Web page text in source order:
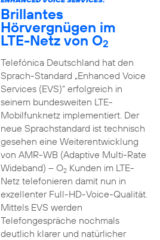
Brillantes
Hörvergnügen im
LTE-Netz von O2
Telefónica Deutschland hat den
Sprach-Standard „Enhanced Voice
Services (EVS)“ erfolgreich in
seinem bundesweiten LTE-
Mobilfunknetz implementiert. Der
neue Sprachstandard ist technisch
gesehen eine Weiterentwicklung
von AMR-WB (Adaptive Multi-Rate
Wideband) – O2Kunden im LTE-
Netz telefonieren damit nun in
exzellenter Full-HD-Voice-Qualität.
Mittels EVS werden
Telefongespräche nochmals
deutlich klarer und natürlicher